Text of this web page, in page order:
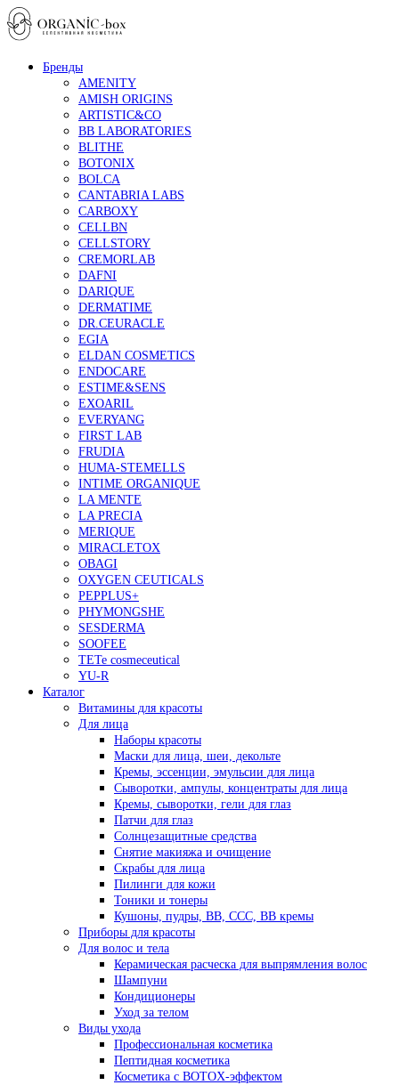
Бренды
AMENITY
AMISH ORIGINS
ARTISTIC&CO
BB LABORATORIES
BLITHE
BOTONIX
BOLCA
CANTABRIA LABS
CARBOXY
CELLBN
CELLSTORY
CREMORLAB
DAFNI
DARIQUE
DERMATIME
DR.CEURACLE
EGIA
ELDAN COSMETICS
ENDOCARE
ESTIME&SENS
EXOARIL
EVERYANG
FIRST LAB
FRUDIA
HUMA-STEMELLS
INTIME ORGANIQUE
LA MENTE
LA PRECIA
MERIQUE
MIRACLETOX
OBAGI
OXYGEN CEUTICALS
PEPPLUS+
PHYMONGSHE
SESDERMA
SOOFEE
TETe cosmeceutical
YU-R
Каталог
Витамины для красоты
Для лица
Наборы красоты
Маски для лица, шеи, декольте
Кремы, эссенции, эмульсии для лица
Сыворотки, ампулы, концентраты для лица
Кремы, сыворотки, гели для глаз
Патчи для глаз
Солнцезащитные средства
Снятие макияжа и очищение
Скрабы для лица
Пилинги для кожи
Тоники и тонеры
Кушоны, пудры, ВВ, ССС, ВВ кремы
Приборы для красоты
Для волос и тела
Керамическая расческа для выпрямления волос
Шампуни
Кондиционеры
Уход за телом
Виды ухода
Профессиональная косметика
Пептидная косметика
Косметика с BOTOX-эффектом